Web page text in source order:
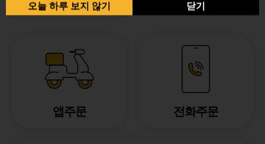
앱주문 전화주문
오늘 하루 보지 않기 닫기